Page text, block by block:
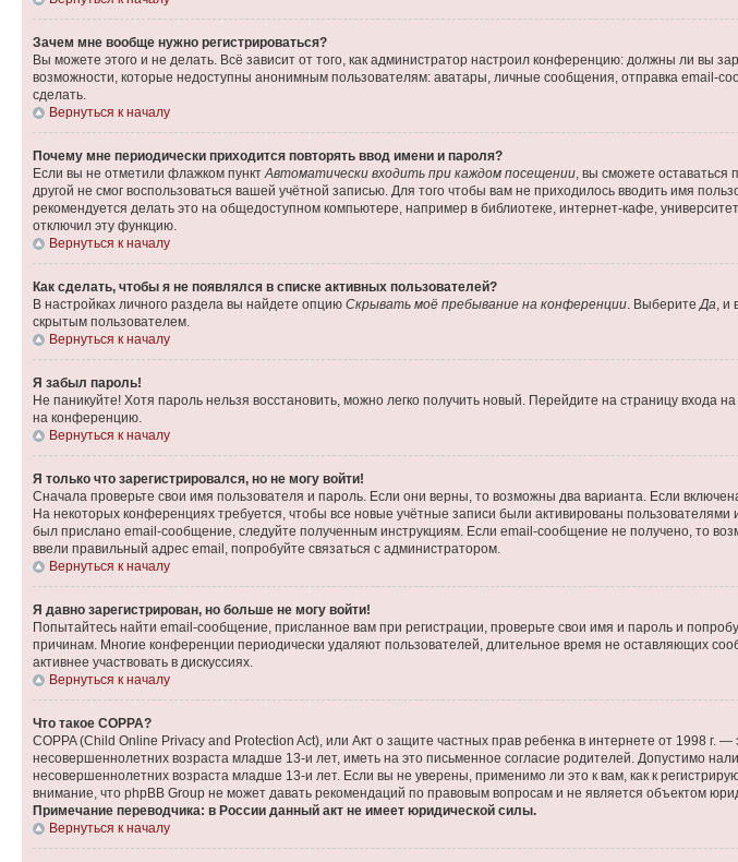
Зачем мне вообще нужно регистрироваться?
Вы можете этого и не делать. Всё зависит от того, как администратор настроил конференцию: должны ли вы
возможности, которые недоступны анонимным пользователям: аватары, личные сообщения, отправка email-
сделать.
Вернуться к началу
Почему мне периодически приходится повторять ввод имени и пароля?
Если вы не отметили флажком пункт Автоматически входить при каждом посещении , вы сможете
другой не смог воспользоваться вашей учётной записью. Для того чтобы вам не приходилось вводить имя
рекомендуется делать это на общедоступном компьютере, например в библиотеке, интернет-кафе,
отключил эту функцию.
Вернуться к началу
Как сделать, чтобы я не появлялся в списке активных пользователей?
В настройках личного раздела вы найдете опцию Скрывать моё пребывание на конференции . Выберите Да ,
скрытым пользователем.
Вернуться к началу
Я забыл пароль!
Не паникуйте! Хотя пароль нельзя восстановить, можно легко получить новый. Перейдите на страницу входа
на конференцию.
Вернуться к началу
Я только что зарегистрировался, но не могу войти!
Сначала проверьте свои имя пользователя и пароль. Если они верны, то возможны два варианта. Если
На некоторых конференциях требуется, чтобы все новые учётные записи были активированы
был прислано email-сообщение, следуйте полученным инструкциям. Если email-сообщение не получено, то
ввели правильный адрес email, попробуйте связаться с администратором.
Вернуться к началу
Я давно зарегистрирован, но больше не могу войти!
Попытайтесь найти email-сообщение, присланное вам при регистрации, проверьте свои имя и пароль и
причинам. Многие конференции периодически удаляют пользователей, длительное время не оставляющих
активнее участвовать в дискуссиях.
Вернуться к началу
Что такое COPPA?
COPPA (Child Online Privacy and Protection Act), или Акт о защите частных прав ребенка в интернете от 1998
несовершеннолетних возраста младше 13-и лет, иметь на это письменное согласие родителей. Допустимо
несовершеннолетних возраста младше 13-и лет. Если вы не уверены, применимо ли это к вам, как к
внимание, что phpBB Group не может давать рекомендаций по правовым вопросам и не является объектом
Примечание переводчика: в России данный акт не имеет юридической силы.
Вернуться к началу